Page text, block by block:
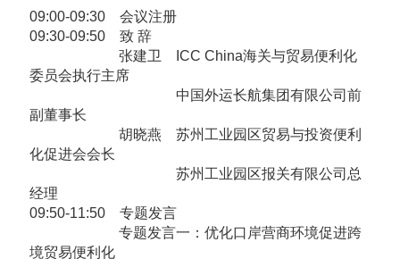
09:00-09:30 会议注册
09:30-09:50 致 辞
张建卫 ICC China海关与贸易便利化
委员会执行主席
中国外运长航集团有限公司前
副董事长
胡晓燕 苏州工业园区贸易与投资便利
化促进会会长
苏州工业园区报关有限公司总
经理
09:50-11:50 专题发言
专题发言一：优化口岸营商环境促进跨
境贸易便利化